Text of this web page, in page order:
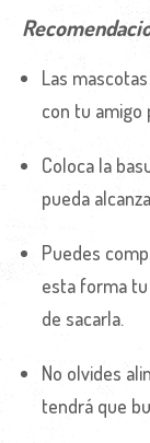
Las
con tu amigo
Coloca la
pueda
Puedes
esta forma
de sacarla.
No olvides
tendrá que